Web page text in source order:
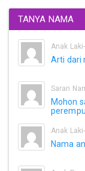
TANYA NAMA
Anak
Arti dari
Saran
Mohon
Anak
Nama